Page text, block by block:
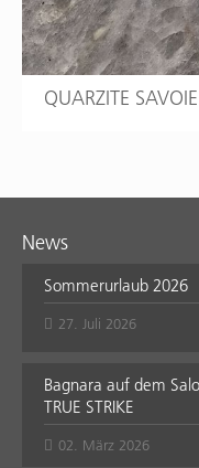
QUARZITE SAVOIE
News
Sommerurlaub 2026
27. Juli 2026
Bagnara auf dem
TRUE STRIKE
02. März 2026